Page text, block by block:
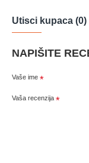
Utisci kupaca (0)
NAPIŠITE
Vaše ime
Vaša recenzija